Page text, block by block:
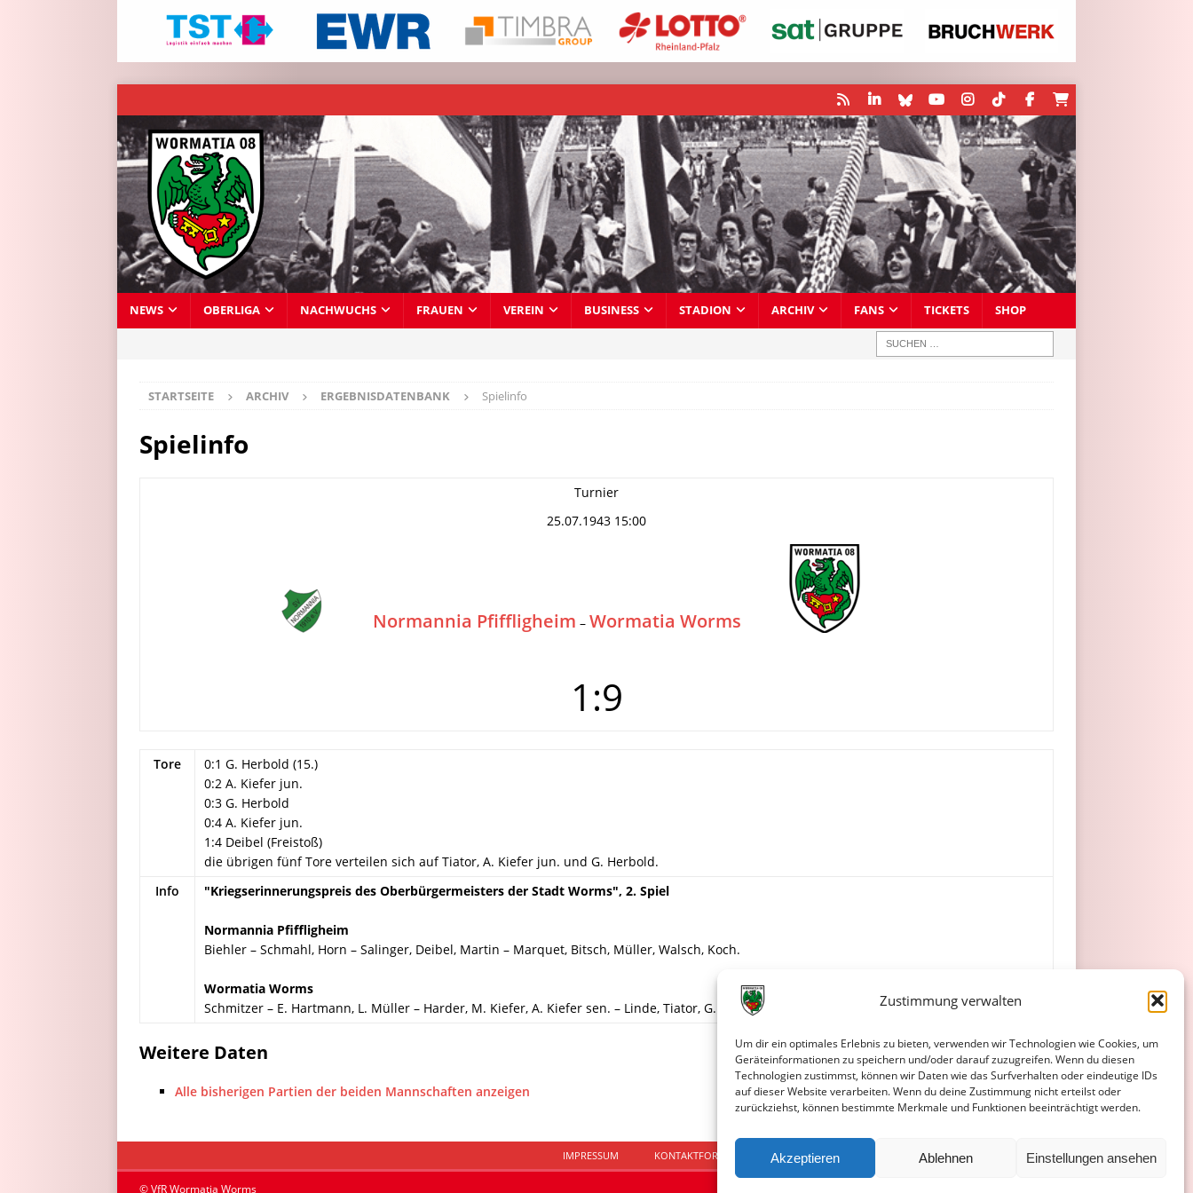
Zustimmung verwalten
Um dir ein optimales Erlebnis zu bieten, verwenden wir Technologien wie Cookies, um
Geräteinformationen zu speichern und/oder darauf zuzugreifen. Wenn du diesen
Technologien zustimmst, können wir Daten wie das Surfverhalten oder eindeutige IDs
auf dieser Website verarbeiten. Wenn du deine Zustimmung nicht erteilst oder
zurückziehst, können bestimmte Merkmale und Funktionen beeinträchtigt werden.
Akzeptieren Ablehnen Einstellungen ansehen
NEWS OBERLIGA NACHWUCHS FRAUEN VEREIN BUSINESS STADION ARCHIV FANS TICKETS SHOP
STARTSEITE ARCHIV ERGEBNISDATENBANK Spielinfo
Spielinfo
Turnier
25.07.1943 15:00
Normannia Pfiffligheim – Wormatia Worms
1:9
Tore
0:1 G. Herbold (15.)
0:2 A. Kiefer jun.
0:3 G. Herbold
0:4 A. Kiefer jun.
1:4 Deibel (Freistoß)
die übrigen fünf Tore verteilen sich auf Tiator, A. Kiefer jun. und G. Herbold.
Info
"Kriegserinnerungspreis des Oberbürgermeisters der Stadt Worms", 2. Spiel
Normannia Pfiffligheim
Biehler – Schmahl, Horn – Salinger, Deibel, Martin – Marquet, Bitsch, Müller, Walsch, Koch.
Wormatia Worms
Schmitzer – E. Hartmann, L. Müller – Harder, M. Kiefer, A. Kiefer sen. – Linde, Tiator, G. Herbold, A. Kiefer jun., Enders.
Weitere Daten
Alle bisherigen Partien der beiden Mannschaften anzeigen
IMPRESSUM KONTAKTFORMULAR DATENSCHUTZERKLÄRUNG COOKIE-RICHTLINIE (EU)
© VfR Wormatia Worms